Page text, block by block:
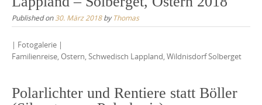
Published on 30. März 2018byThomas
| Fotogalerie |
Familienreise, Ostern, Schwedisch Lappland, Wildnisdorf Solberget
Polarlichter und Rentiere statt Böller